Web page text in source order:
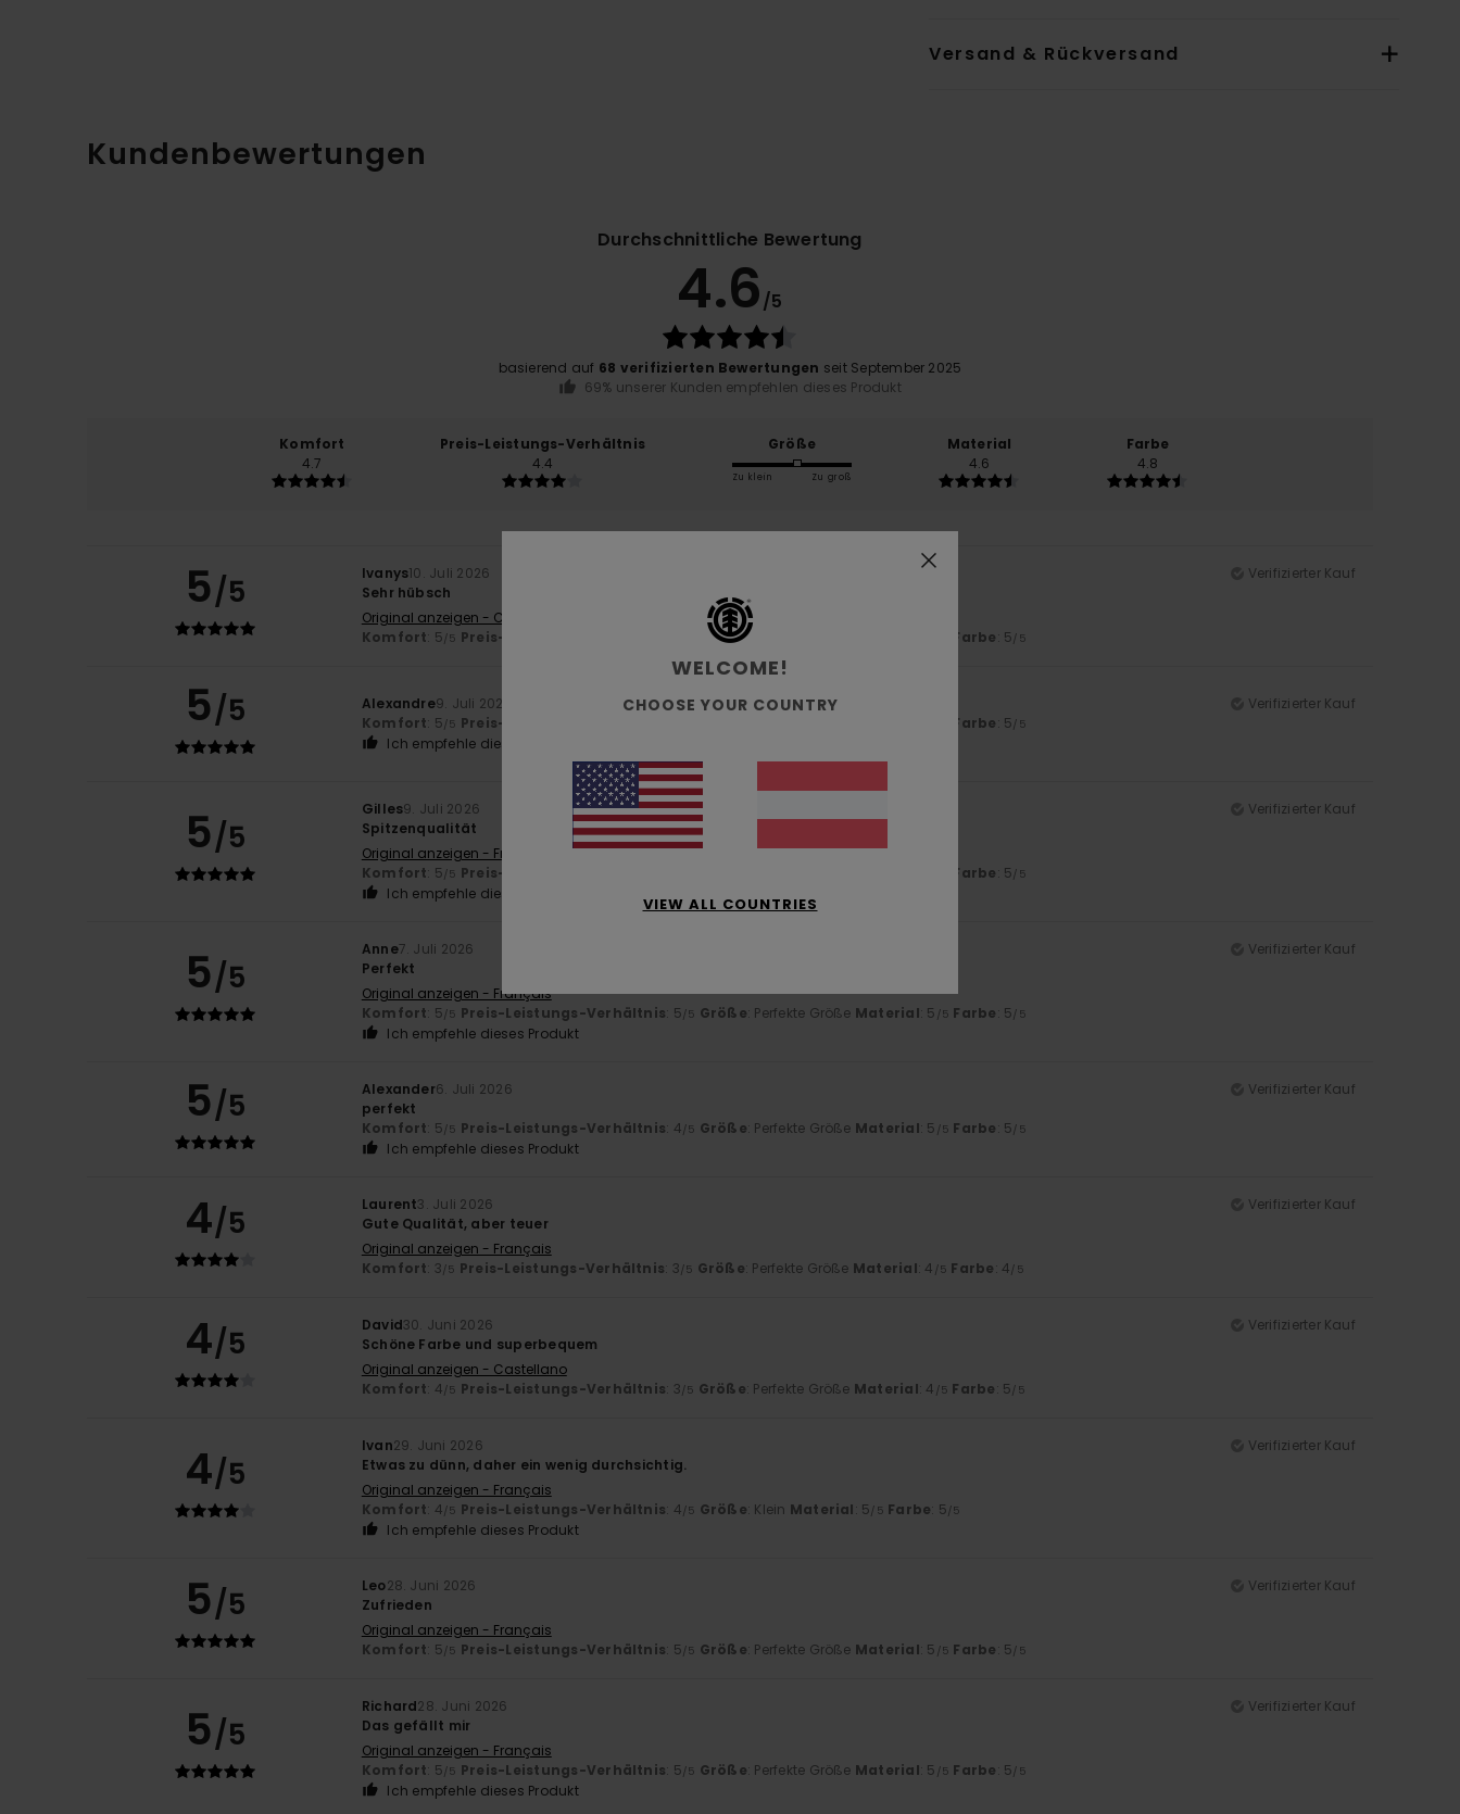
Versand & Rückversand
Kundenbewertungen
Durchschnittliche Bewertung
4.6/5
basierend auf 68 verifizierten Bewertungen seit September 2025
69% unserer Kunden empfehlen dieses Produkt
Komfort
4.7
Preis-Leistungs-Verhältnis
4.4
Größe
Zu klein Zu groß
Material
4.6
Farbe
4.8
5/5 Ivanys10. Juli 2026
Verifizierter Kauf
Sehr hübsch
Original anzeigen - Castellano
Komfort: 5 /5 Preis-Leistungs-Verhältnis Größe: Perfekte Größe Farbe: 5 /5
5/5 Alexandre9. Juli 2026
Verifizierter Kauf
Komfort: 5 /5 Preis-Leistungs-Verhältnis Farbe: 5 /5
Ich empfehle dieses Produkt
5/5
Gilles9. Juli 2026
Verifizierter Kauf
Spitzenqualität
Original anzeigen - Français
Komfort: 5 /5 Preis-Leistungs-Verhältnis Farbe: 5 /5
Ich empfehle dieses Produkt
5/5
Anne7. Juli 2026
Verifizierter Kauf
Perfekt
Original anzeigen - Français
Komfort: 5 /5 Preis-Leistungs-Verhältnis: 5 /5 Größe: Perfekte Größe Material: 5 /5 Farbe: 5 /5
Ich empfehle dieses Produkt
5/5 Alexander6. Juli 2026
Verifizierter Kauf
perfekt
Komfort: 5 /5 Preis-Leistungs-Verhältnis: 4 /5 Größe: Perfekte Größe Material: 5 /5 Farbe: 5 /5
Ich empfehle dieses Produkt
4/5 Laurent3. Juli 2026
Verifizierter Kauf
Gute Qualität, aber teuer
Original anzeigen - Français
Komfort: 3 /5 Preis-Leistungs-Verhältnis: 3 /5 Größe: Perfekte Größe Material: 4 /5 Farbe: 4 /5
4/5 David30. Juni 2026
Verifizierter Kauf
Schöne Farbe und superbequem
Original anzeigen - Castellano
Komfort: 4 /5 Preis-Leistungs-Verhältnis: 3 /5 Größe: Perfekte Größe Material: 4 /5 Farbe: 5 /5
4/5
Ivan29. Juni 2026
Verifizierter Kauf
Etwas zu dünn, daher ein wenig durchsichtig.
Original anzeigen - Français
Komfort: 4 /5 Preis-Leistungs-Verhältnis: 4 /5 Größe: Klein Material: 5 /5 Farbe: 5 /5
Ich empfehle dieses Produkt
5/5 Leo28. Juni 2026
Verifizierter Kauf
Zufrieden
Original anzeigen - Français
Komfort: 5 /5 Preis-Leistungs-Verhältnis: 5 /5 Größe: Perfekte Größe Material: 5 /5 Farbe: 5 /5
5/5
Richard28. Juni 2026
Verifizierter Kauf
Das gefällt mir
Original anzeigen - Français
Komfort: 5 /5 Preis-Leistungs-Verhältnis: 5 /5 Größe: Perfekte Größe Material: 5 /5 Farbe: 5 /5
Ich empfehle dieses Produkt
WELCOME!
CHOOSE YOUR COUNTRY
VIEW ALL COUNTRIES